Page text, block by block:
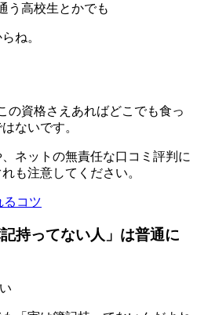
う高校生とかでも
ね。
の資格さえあればどこでも食っ
ないです。
ネットの無責任な口コミ評判に
も注意してください。
るコツ
持ってない人」は普通に